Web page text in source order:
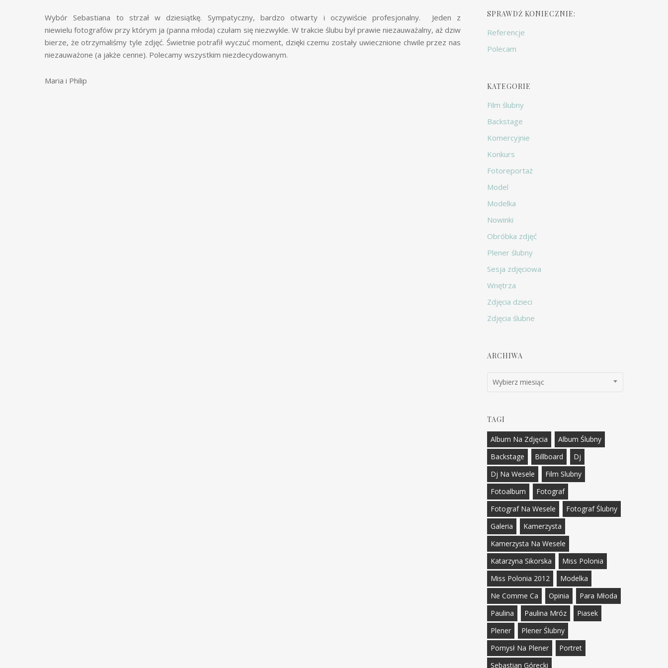
Wybór Sebastiana to strzał w dziesiątkę. Sympatyczny, bardzo otwarty i oczywiście profesjonalny. Jeden z
niewielu fotografów przy którym ja (panna młoda) czułam się niezwykle. W trakcie ślubu był prawie niezauważalny, aż dziw
bierze, że otrzymaliśmy tyle zdjęć. Świetnie potrafił wyczuć moment, dzięki czemu zostały uwiecznione chwile przez nas
niezauważone (a jakże cenne). Polecamy wszystkim niezdecydowanym.
Maria i Philip
SPRAWDŹ KONIECZNIE:
Referencje
Polecam
KATEGORIE
Film ślubny
Backstage
Komercyjnie
Konkurs
Fotoreportaż
Model
Modelka
Nowinki
Obróbka zdjęć
Plener ślubny
Sesja zdjęciowa
Wnętrza
Zdjęcia dzieci
Zdjęcia ślubne
ARCHIWA
Archiwa
Wybierz miesiąc
TAGI
Album Na Zdjęcia
Album Ślubny
Backstage
Billboard
Dj
Dj Na Wesele
Film Slubny
Fotoalbum
Fotograf
Fotograf Na Wesele
Fotograf Ślubny
Galeria
Kamerzysta
Kamerzysta Na Wesele
Katarzyna Sikorska
Miss Polonia
Miss Polonia 2012
Modelka
Ne Comme Ca
Opinia
Para Młoda
Paulina
Paulina Mróz
Piasek
Plener
Plener Ślubny
Pomysł Na Plener
Portret
Sebastian Górecki